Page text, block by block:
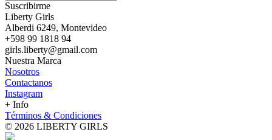
Suscribirme
Liberty Girls
Alberdi 6249, Montevideo
+598 99 1818 94
girls.liberty@gmail.com
Nuestra Marca
Nosotros
Contactanos
Instagram
+ Info
Términos & Condiciones
© 2026 LIBERTY GIRLS